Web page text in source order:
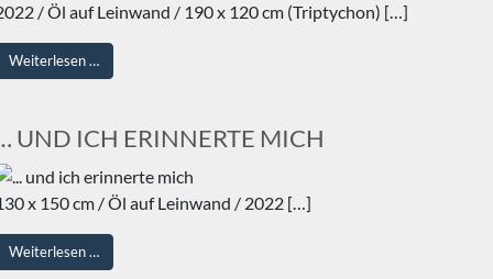
/ Öl auf Leinwand / 190 x 120 cm (Triptychon) […]
Weiterlesen …
UND ICH ERINNERTE MICH
x 150 cm / Öl auf Leinwand / 2022 […]
Weiterlesen …